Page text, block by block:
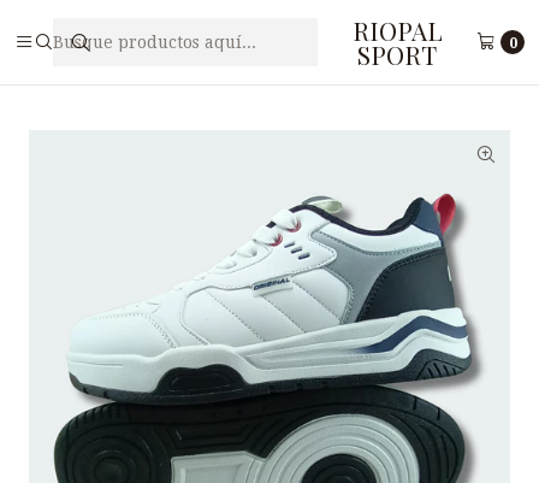
RIOPAL
SPORT 0
Zapatilla Deportiva para Hombre PUNTO ORIGINAL M9-